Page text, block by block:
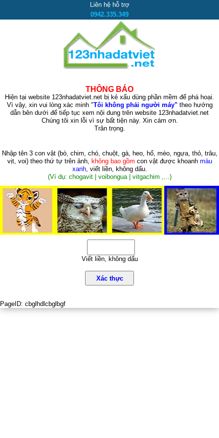
Liên hệ hỗ trợ
0942.335.349
THÔNG BÁO
Hiện tại website 123nhadatviet.net bị kẻ xấu dùng phần mềm để phá hoại.
Vì vậy, xin vui lòng xác minh "Tôi không phải người máy"theo hướng
dẫn bên dưới để tiếp tục xem nội dung trên website 123nhadatviet.net
Chúng tôi xin lỗi vì sự bất tiện này. Xin cám ơn.
Trân trọng.
Nhập tên 3 con vật (bò, chim, chó, chuột, gà, heo, hổ, mèo, ngựa, thỏ, trâu,
vịt, voi)theo thứ tự trên ảnh, không bao gồm con vật được khoanh màu
xanh, viết liền, không dấu.
(Ví dụ: chogavit | voibongua | vitgachim ,...)
Viết liền, không dấu
Xác thực
PageID: cbglhdlcbglbgf